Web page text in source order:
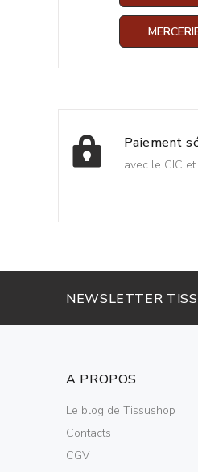
Paiement
avec le CIC
NEWSLETTER
A PROPOS
Le blog de Tissushop
Contacts
CGV